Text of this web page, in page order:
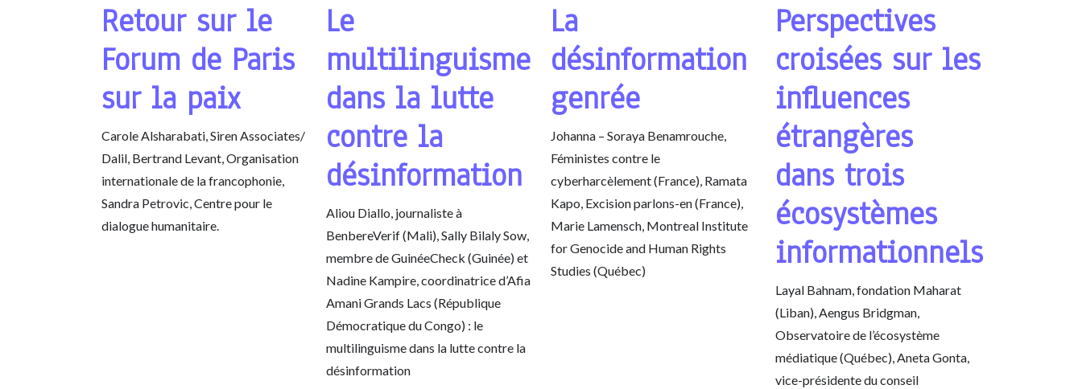
Retour sur le
Forum de Paris
sur la paix
Carole Alsharabati, Siren Associates/
Dalil, Bertrand Levant, Organisation
internationale de la francophonie,
Sandra Petrovic, Centre pour le
dialogue humanitaire.
Le
multilinguisme
dans la lutte
contre la
désinformation
Aliou Diallo, journaliste à
BenbereVerif (Mali), Sally Bilaly Sow,
membre de GuinéeCheck (Guinée) et
Nadine Kampire, coordinatrice d’Afia
Amani Grands Lacs (République
Démocratique du Congo) : le
multilinguisme dans la lutte contre la
désinformation
La
désinformation
genrée
Johanna – Soraya Benamrouche,
Féministes contre le
cyberharcèlement (France), Ramata
Kapo, Excision parlons-en (France),
Marie Lamensch, Montreal Institute
for Genocide and Human Rights
Studies (Québec)
Perspectives
croisées sur les
influences
étrangères
dans trois
écosystèmes
informationnels
Layal Bahnam, fondation Maharat
(Liban), Aengus Bridgman,
Observatoire de l’écosystème
médiatique (Québec), Aneta Gonta,
vice-présidente du conseil